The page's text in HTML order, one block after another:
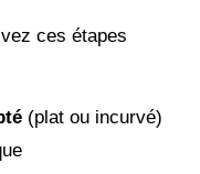
ces étapes
(plat ou incurvé)